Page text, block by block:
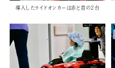
導入したライドオンカーは赤と青の２台